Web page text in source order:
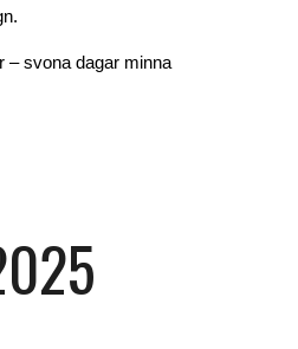
– svona dagar minna